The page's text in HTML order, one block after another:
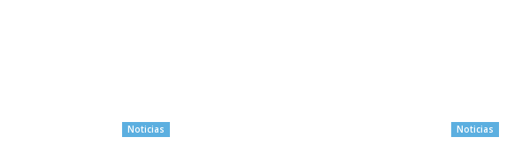
Noticias Noticias